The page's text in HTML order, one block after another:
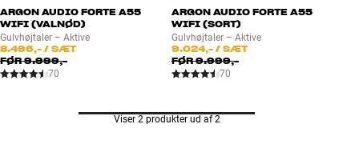
Byg med Lyd
ARGON AUDIO FORTE A55
WIFI (VALNØD)
Gulvhøjtaler – Aktive
8.496,- / SÆT
FØR9.999,-
70
ARGON AUDIO FORTE A55
WIFI (SORT)
Gulvhøjtaler – Aktive
9.024,- / SÆT
FØR9.999,-
70
Viser 2 produkter ud af 2